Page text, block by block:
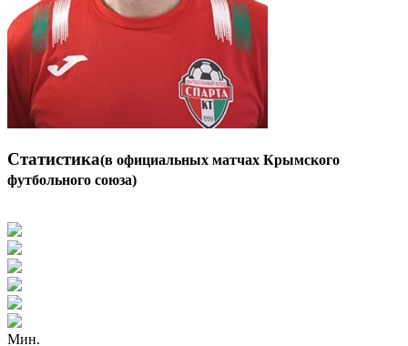
Статистика(в официальных матчах Крымского
футбольного союза)
Мин.